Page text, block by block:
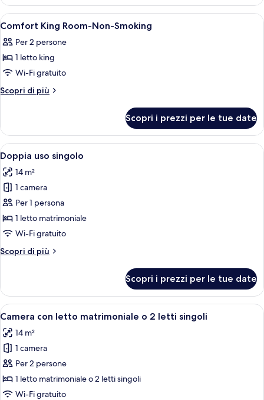
King
Bed,
Non
Smoking
Double
Room,
1
Bed,
Non
Apri
tutte
le
foto
per
Comfort
Non-
Smoking
Una camera d'albergo con un letto,
12
Comfort King Room-Non-Smoking
Per 2 persone
1 letto king
Wi-Fi gratuito
Scopri di più
Altri
King
Room-
Non-
Smoking
Scopri i prezzi per le tue date
Apri
tutte
le
foto
per
Doppia
uso
Una camera d'hotel con un letto, un
4
Doppia uso singolo
14 m²
1 camera
Per 1 persona
1 letto matrimoniale
Wi-Fi gratuito
Scopri di più
Altri
uso
singolo
Scopri i prezzi per le tue date
Apri
tutte
le
foto
per
Camera
con
Una camera d'hotel con un letto, un
4
Camera con letto matrimoniale o 2 letti singoli
14 m²
1 camera
Per 2 persone
1 letto matrimoniale o 2 letti singoli
Wi-Fi gratuito